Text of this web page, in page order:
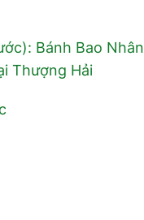
Bánh Bao Nhân
Thượng Hải